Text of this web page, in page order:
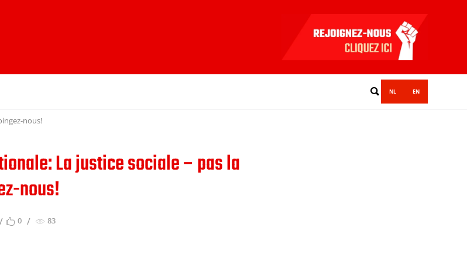
NL EN
nous!
La justice sociale – pas la
nous!
0 83